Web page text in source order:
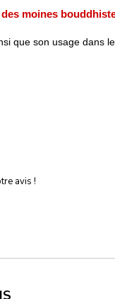
moines
que son usage dans
avis !